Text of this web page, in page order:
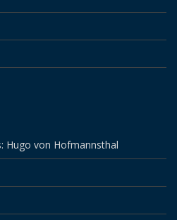
Hugo von Hofmannsthal